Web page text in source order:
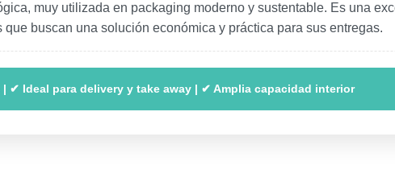
muy utilizada en packaging moderno y sustentable. Es una
buscan una solución económica y práctica para sus entregas.
✔ Ideal para delivery y take away | ✔ Amplia capacidad interior